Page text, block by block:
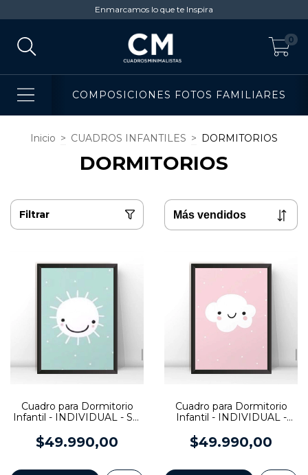
Enmarcamos lo que te Inspira
0
COMPOSICIONES FOTOS FAMILIARES
Inicio > CUADROS INFANTILES > DORMITORIOS
DORMITORIOS
Filtrar
Cuadro para Dormitorio
Infantil - INDIVIDUAL - Sol
$49.990,00
Cuadro para Dormitorio
Infantil - INDIVIDUAL -
$49.990,00